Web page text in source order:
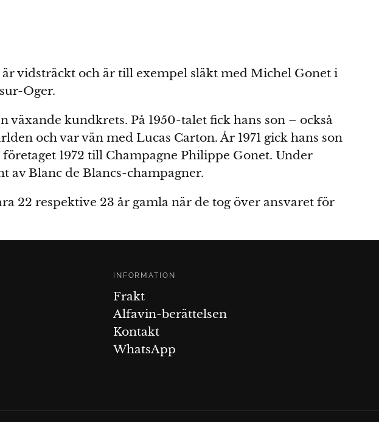
vidsträckt och är till exempel släkt med Michel Gonet i
Oger.
kundkrets. På 1950-talet fick hans son – också
och var vän med Lucas Carton. År 1971 gick hans son
1972 till Champagne Philippe Gonet. Under
av Blanc de Blancs-champagner.
22 respektive 23 år gamla när de tog över ansvaret för
INFORMATION
Frakt
Alfavin-berättelsen
Kontakt
WhatsApp